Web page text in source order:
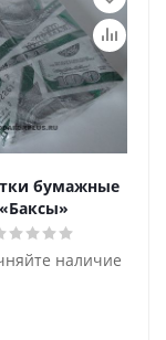
бумажные
«Баксы»
наличие